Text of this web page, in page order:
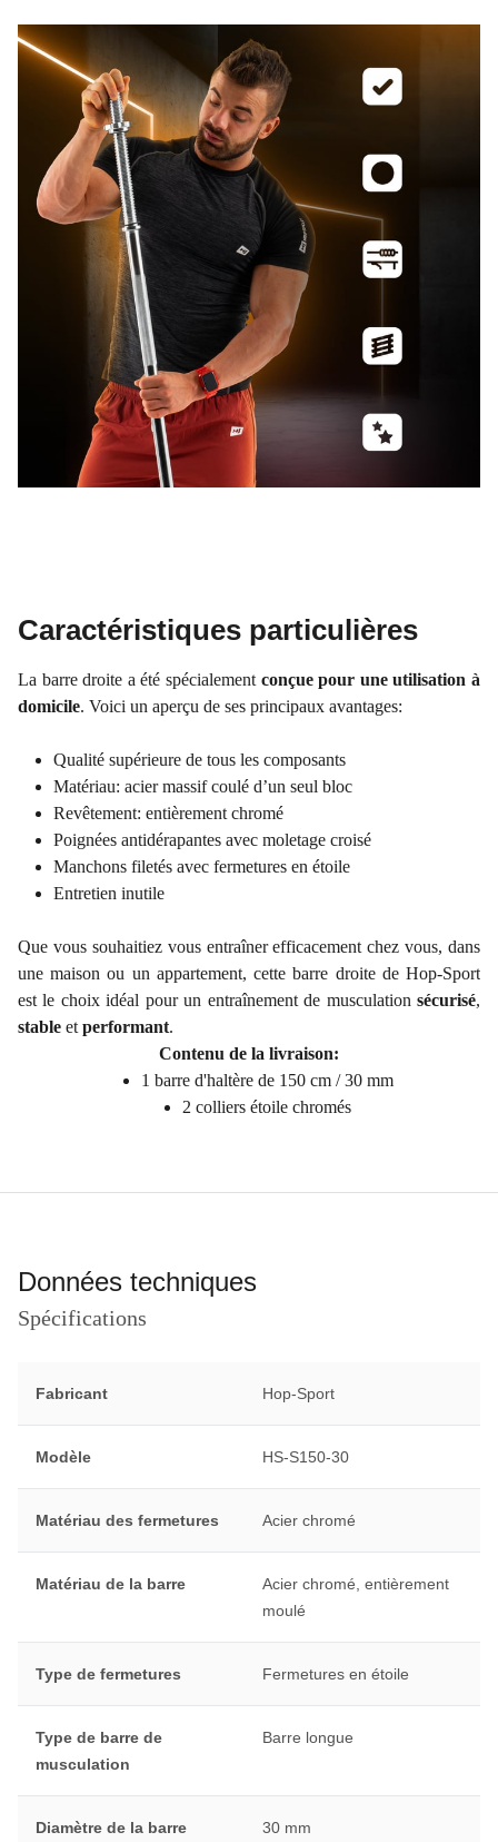
Caractéristiques particulières
La barre droite a été spécialement conçue pour une utilisation à
domicile. Voici un aperçu de ses principaux avantages:
Qualité supérieure de tous les composants
Matériau: acier massif coulé d’un seul bloc
Revêtement: entièrement chromé
Poignées antidérapantes avec moletage croisé
Manchons filetés avec fermetures en étoile
Entretien inutile
Que vous souhaitiez vous entraîner efficacement chez vous, dans
une maison ou un appartement, cette barre droite de Hop-Sport
est le choix idéal pour un entraînement de musculation sécurisé,
stable et performant.
Contenu de la livraison:
1 barre d'haltère de 150 cm / 30 mm
2 colliers étoile chromés
Données techniques
Spécifications
Fabricant Hop-Sport
Modèle HS-S150-30
Matériau des fermetures Acier chromé
Matériau de la barre
Acier chromé, entièrement
moulé
Type de fermetures Fermetures en étoile
Type de barre de
musculation
Barre longue
Diamètre de la barre 30 mm